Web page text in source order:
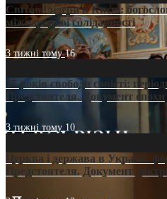
Світові лідери в Києві:
міжнародної солідарності
3 тижні тому16
35 років свободи совісті:
Предстоятеля. Документ епохи
3 тижні тому 10
Церква і держава в Україні:
Предстоятеля. Документ